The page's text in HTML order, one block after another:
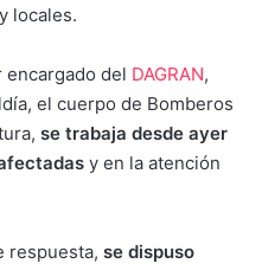
locales.
encargado del DAGRAN,
el cuerpo de Bomberos
se trabaja desde ayer
y en la atención
respuesta, se dispuso